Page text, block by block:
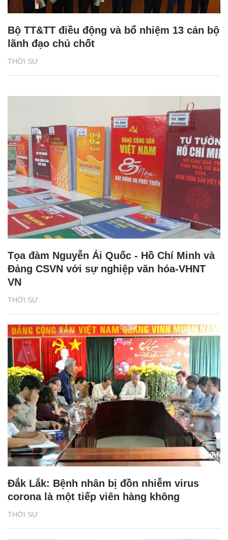
THỜI SỰ
Bộ TT&TT điều động và bổ nhiệm 13 cán bộ
lãnh đạo chủ chốt
THỜI SỰ
Tọa đàm Nguyễn Ái Quốc - Hồ Chí Minh và
Đảng CSVN với sự nghiệp văn hóa-VHNT
VN
THỜI SỰ
Đắk Lắk: Bệnh nhân bị đồn nhiễm virus
corona là một tiếp viên hàng không